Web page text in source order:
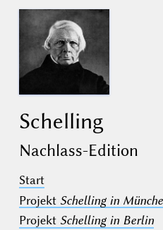
Schelling
Nachlass-Edition
Start
Projekt Schelling in
Projekt Schelling in Berlin